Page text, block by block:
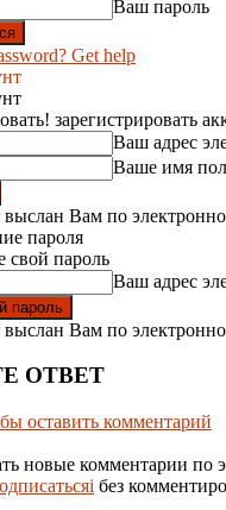
Ваш пароль
Get help
зарегистрировать
Ваш адрес
Ваше имя
выслан Вам по
пароля
свой пароль
Ваш адрес
выслан Вам по
ОТВЕТ
оставить комментарий
новые комментарии по
без